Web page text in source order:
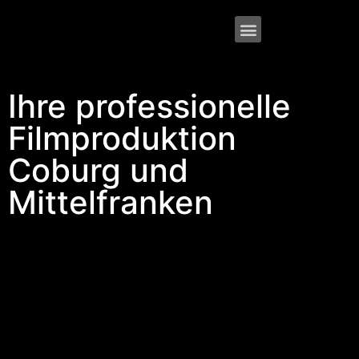
Ihre professionelle
Filmproduktion
Coburg und
Mittelfranken